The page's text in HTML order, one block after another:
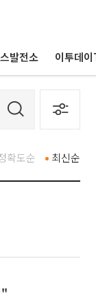
발전소 이투데
최신순
확도순